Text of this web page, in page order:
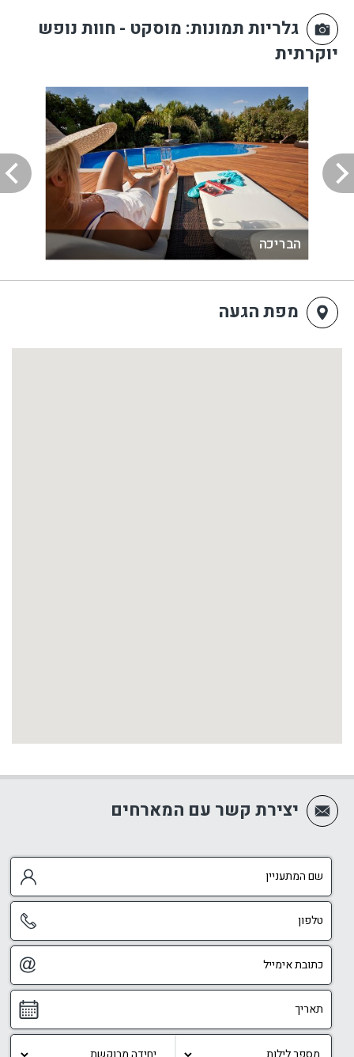
גלריות תמונות: מוסקט - חוות נופש
יוקרתית
הבריכה
מפת הגעה
יצירת קשר עם המארחים